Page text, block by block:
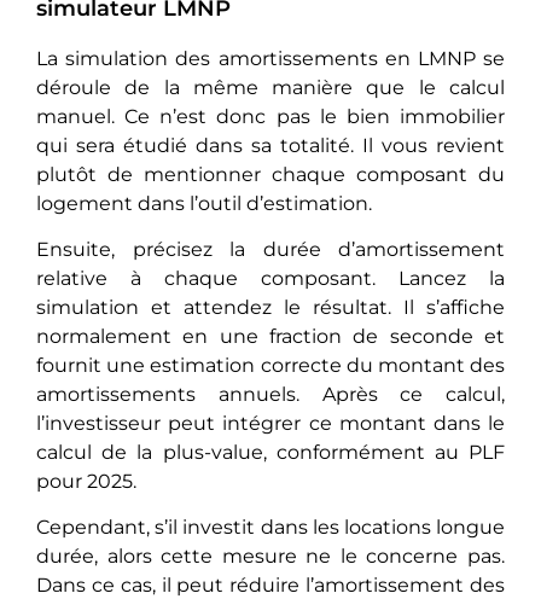
simulateur LMNP
La simulation des amortissements en LMNP se
déroule de la même manière que le calcul
manuel. Ce n’est donc pas le bien immobilier
qui sera étudié dans sa totalité. Il vous revient
plutôt de mentionner chaque composant du
logement dans l’outil d’estimation.
Ensuite, précisez la durée d’amortissement
relative à chaque composant. Lancez la
simulation et attendez le résultat. Il s’affiche
normalement en une fraction de seconde et
fournit une estimation correcte du montant des
amortissements annuels. Après ce calcul,
l’investisseur peut intégrer ce montant dans le
calcul de la plus-value, conformément au PLF
pour 2025.
Cependant, s’il investit dans les locations longue
durée, alors cette mesure ne le concerne pas.
Dans ce cas, il peut réduire l’amortissement des